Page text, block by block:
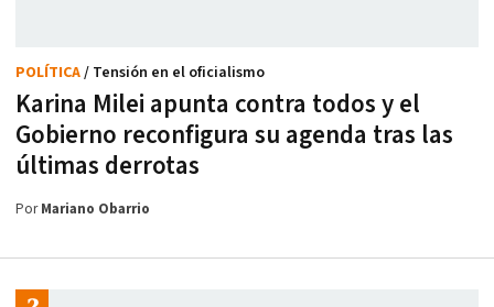
Karina Milei apunta contra todos y el
Gobierno reconfigura su agenda tras las
últimas derrotas
POLÍTICA/ Tensión en el oficialismo
PorMariano Obarrio